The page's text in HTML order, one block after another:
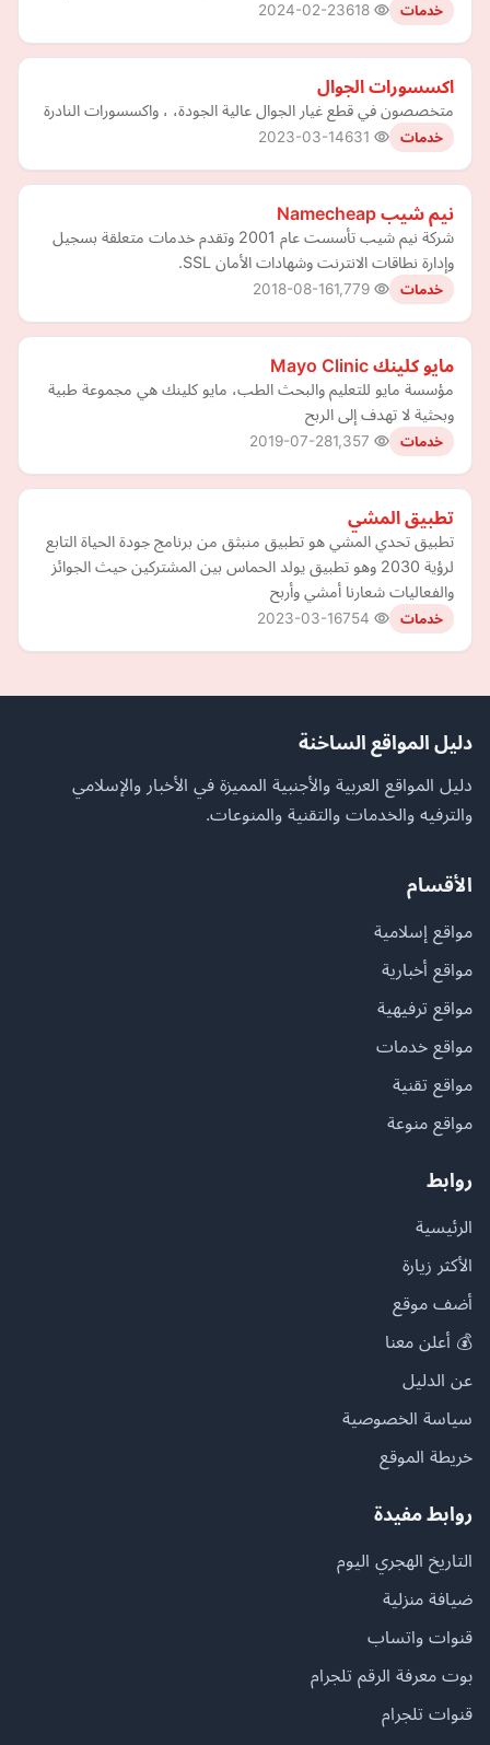
خدمات 2024-02-23
اكسسورات الجوال
متخصصون في قطع غيار الجوال عالية الجودة، ، واكسسورات النادرة
خدمات 2023-03-14
نيم شيب Namecheap
شركة نيم شيب تأسست عام 2001 وتقدم خدمات متعلقة بسجيل
وإدارة نطاقات الانترنت وشهادات الأمان SSL.
خدمات 2018-08-16
مايو كلينك Mayo Clinic
مؤسسة مايو للتعليم والبحث الطب، مايو كلينك هي مجموعة طبية
وبحثية لا تهدف إلى الربح
خدمات 2019-07-28
تطبيق المشي
تطبيق تحدي المشي هو تطبيق منبثق من برنامج جودة الحياة التابع
لرؤية 2030 وهو تطبيق يولد الحماس بين المشتركين حيث الجوائز
والفعاليات شعارنا أمشي وأربح
خدمات 2023-03-16
دليل المواقع الساخنة
دليل المواقع العربية والأجنبية المميزة في الأخبار والإسلامي
والترفيه والخدمات والتقنية والمنوعات.
الأقسام
مواقع إسلامية
مواقع أخبارية
مواقع ترفيهية
مواقع خدمات
مواقع تقنية
مواقع منوعة
روابط
الرئيسية
الأكثر زيارة
أضف موقع
💰 أعلن معنا
عن الدليل
سياسة الخصوصية
خريطة الموقع
روابط مفيدة
التاريخ الهجري اليوم
ضيافة منزلية
قنوات واتساب
بوت معرفة الرقم تلجرام
قنوات تلجرام